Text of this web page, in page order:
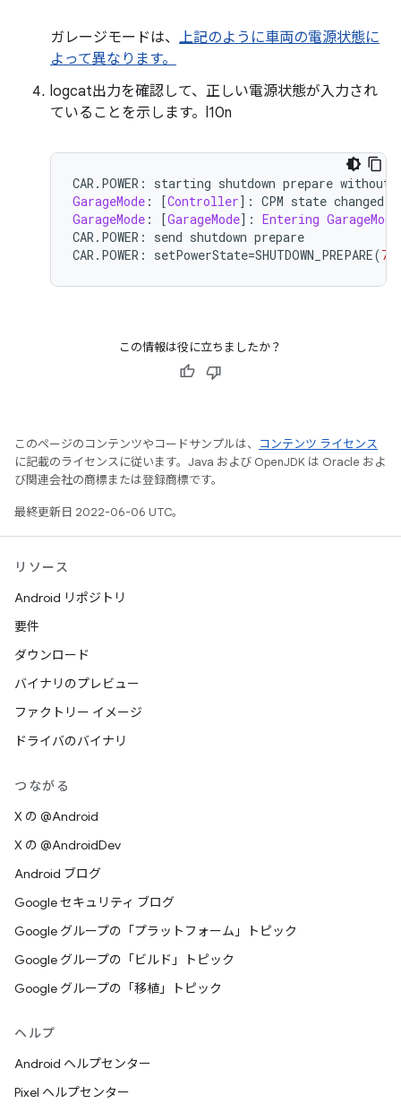
ガレージモードは、 上記のように車両の電源状態に
よって異なります。
logcat出力を確認して、正しい電源状態が入力され
ていることを示します。l10n
CAR . POWER : starting shutdown prepare without
GarageMode : [Controller]: CPM state changed to
GarageMode : [GarageMode]: Entering GarageMode
CAR . POWER :
send shutdown prepare
CAR . POWER : setPowerState=SHUTDOWN_PREPARE(7
この情報は役に立ちましたか？
このページのコンテンツやコードサンプルは、
コンテンツ ライセンス
に記載のライセンスに従います。Java および OpenJDK は Oracle およ
び関連会社の商標または登録商標です。
最終更新日 2022-06-06 UTC。
リソース
Android リポジトリ
要件
ダウンロード
バイナリのプレビュー
ファクトリー イメージ
ドライバのバイナリ
つながる
X の @Android
X の @AndroidDev
Android ブログ
Google セキュリティ ブログ
Google グループの「プラットフォーム」トピック
Google グループの「ビルド」トピック
Google グループの「移植」トピック
ヘルプ
Android ヘルプセンター
Pixel ヘルプセンター